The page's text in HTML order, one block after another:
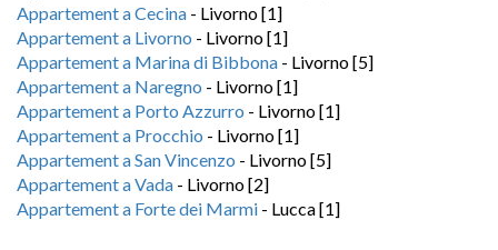
Appartement a Cecina - Livorno [1]
Appartement a Livorno - Livorno [1]
Appartement a Marina di Bibbona - Livorno [5]
Appartement a Naregno - Livorno [1]
Appartement a Porto Azzurro - Livorno [1]
Appartement a Procchio - Livorno [1]
Appartement a San Vincenzo - Livorno [5]
Appartement a Vada - Livorno [2]
Appartement a Forte dei Marmi - Lucca [1]